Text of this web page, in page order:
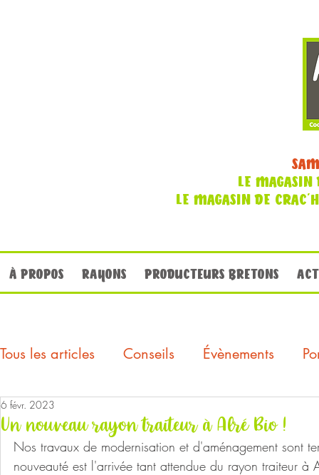
LE MAGASIN
LE MAGASIN DE
À PROPOS RAYONS PRODUCTEURS BRETONS
Tous les articles Conseils Évènements
Un nouveau rayon traiteur à Alré Bio !
6 févr. 2023
Nos travaux de modernisation et d'aménagement sont
nouveauté est l'arrivée tant attendue du rayon traiteur